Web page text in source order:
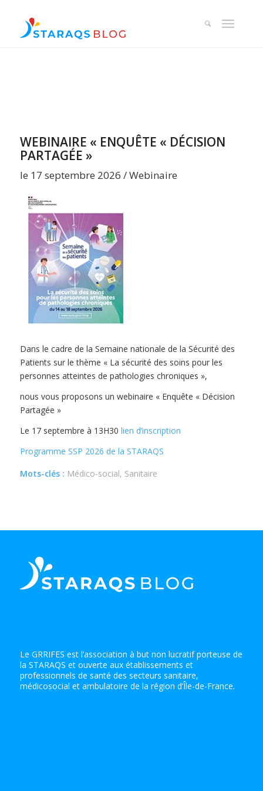
WEBINAIRE « ENQUÊTE « DÉCISION
PARTAGÉE »
le 17 septembre 2026 / Webinaire
Dans le cadre de la Semaine nationale de la Sécurité des
Patients sur le thème « La sécurité des soins pour les
personnes atteintes de pathologies chroniques »,
nous vous proposons un webinaire « Enquête « Décision
Partagée »
Le 17 septembre à 13H30 lien d’inscription
Programme SSP 2026 de la STARAQS
Mots-clés : Médico-social, Sanitaire
Le GRRIFES est l’association à but non lucratif porteuse de
la STARAQS et ouverte aux établissements et
professionnels de santé des secteurs sanitaire,
médicosocial et ambulatoire de la région d’Île-de-France.